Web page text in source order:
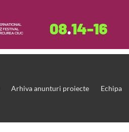
Arhiva anunturi proiecte Echipa